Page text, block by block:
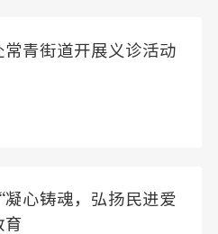
青街道开展义诊活动
心铸魂，弘扬民进爱
育